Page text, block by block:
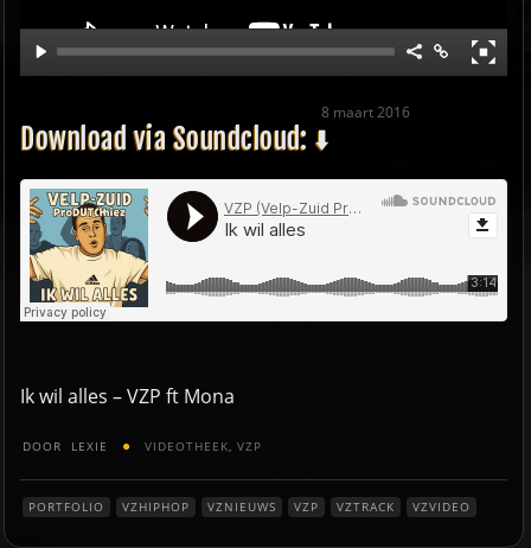
8 maart 2016
Download via Soundcloud: ⬇️
Ik wil alles – VZP ft Mona
DOOR LEXIE VIDEOTHEEK VZP
PORTFOLIO VZHIPHOP VZNIEUWS VZP VZTRACK VZVIDEO